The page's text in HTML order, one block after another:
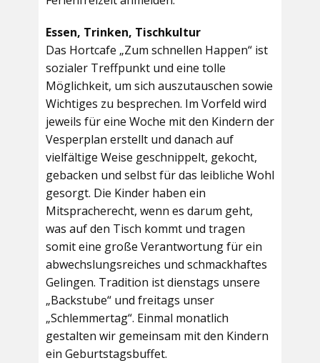
Essen, Trinken, Tischkultur
Das Hortcafe „Zum schnellen Happen“ ist
sozialer Treffpunkt und eine tolle
Möglichkeit, um sich auszutauschen sowie
Wichtiges zu besprechen. Im Vorfeld wird
jeweils für eine Woche mit den Kindern der
Vesperplan erstellt und danach auf
vielfältige Weise geschnippelt, gekocht,
gebacken und selbst für das leibliche Wohl
gesorgt. Die Kinder haben ein
Mitspracherecht, wenn es darum geht,
was auf den Tisch kommt und tragen
somit eine große Verantwortung für ein
abwechslungsreiches und schmackhaftes
Gelingen. Tradition ist dienstags unsere
„Backstube“ und freitags unser
„Schlemmertag“. Einmal monatlich
gestalten wir gemeinsam mit den Kindern
ein Geburtstagsbuffet.